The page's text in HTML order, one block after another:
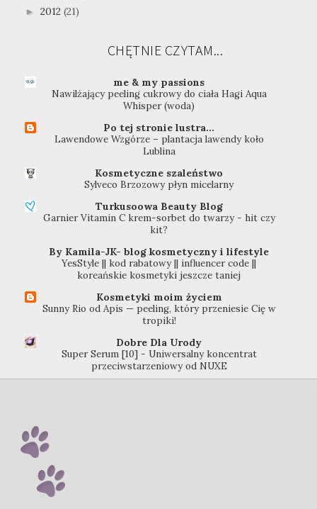
► 2012 (21)
CHĘTNIE CZYTAM...
me & my passions
Nawilżający peeling cukrowy do ciała Hagi Aqua
Whisper (woda)
Po tej stronie lustra...
Lawendowe Wzgórze – plantacja lawendy koło
Lublina
Kosmetyczne szaleństwo
Sylveco Brzozowy płyn micelarny
Turkusoowa Beauty Blog
Garnier Vitamin C krem-sorbet do twarzy - hit czy
kit?
By Kamila-JK- blog kosmetyczny i lifestyle
YesStyle || kod rabatowy || influencer code ||
koreańskie kosmetyki jeszcze taniej
Kosmetyki moim życiem
Sunny Rio od Apis — peeling, który przeniesie Cię w
tropiki!
Dobre Dla Urody
Super Serum [10] - Uniwersalny koncentrat
przeciwstarzeniowy od NUXE